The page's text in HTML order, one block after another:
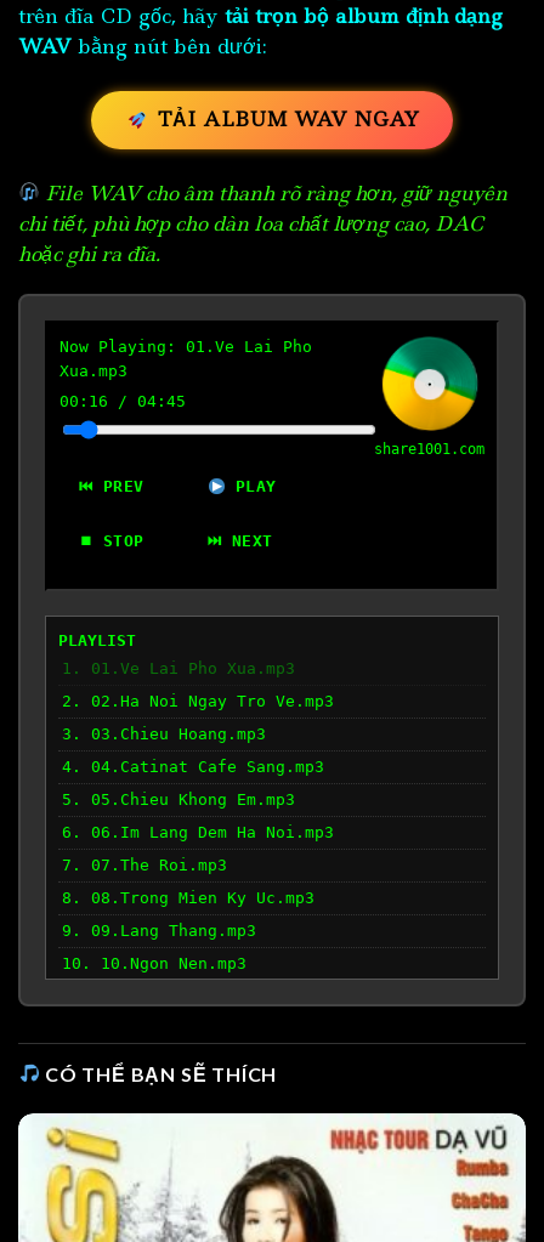
trên đĩa CD gốc, hãy tải trọn bộ album định dạng
WAV bằng nút bên dưới:
TẢI ALBUM WAV NGAY
File WAV cho âm thanh rõ ràng hơn, giữ nguyên
chi tiết, phù hợp cho dàn loa chất lượng cao, DAC
hoặc ghi ra đĩa.
Now Playing: 01.Ve Lai Pho
Xua.mp3
00:17 / 04:45
⏮ PREV PLAY
⏹ STOP ⏭ NEXT
share1001.com
PLAYLIST
1. 01.Ve Lai Pho Xua.mp3
2. 02.Ha Noi Ngay Tro Ve.mp3
3. 03.Chieu Hoang.mp3
4. 04.Catinat Cafe Sang.mp3
5. 05.Chieu Khong Em.mp3
6. 06.Im Lang Dem Ha Noi.mp3
7. 07.The Roi.mp3
8. 08.Trong Mien Ky Uc.mp3
9. 09.Lang Thang.mp3
10. 10.Ngon Nen.mp3
CÓ THỂ BẠN SẼ THÍCH